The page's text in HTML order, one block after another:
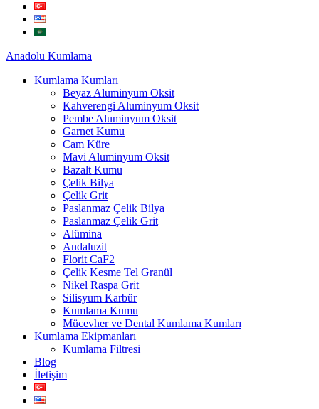
Anadolu Kumlama
Kumlama Kumları
Beyaz Aluminyum Oksit
Kahverengi Aluminyum Oksit
Pembe Aluminyum Oksit
Garnet Kumu
Cam Küre
Mavi Aluminyum Oksit
Bazalt Kumu
Çelik Bilya
Çelik Grit
Paslanmaz Çelik Bilya
Paslanmaz Çelik Grit
Alümina
Andaluzit
Florit CaF2
Çelik Kesme Tel Granül
Nikel Raspa Grit
Silisyum Karbür
Kumlama Kumu
Mücevher ve Dental Kumlama Kumları
Kumlama Ekipmanları
Kumlama Filtresi
Blog
İletişim